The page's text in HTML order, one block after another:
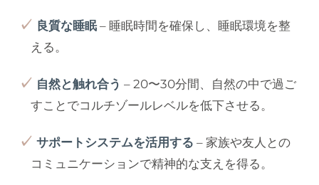
良質な睡眠– 睡眠時間を確保し、睡眠環境を整
える。
自然と触れ合う – 20〜30分間、自然の中で過ご
すことでコルチゾールレベルを低下させる。
サポートシステムを活用する – 家族や友人との
コミュニケーションで精神的な支えを得る。